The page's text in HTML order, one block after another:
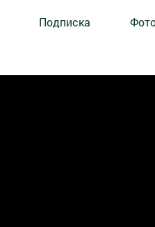
Подписка